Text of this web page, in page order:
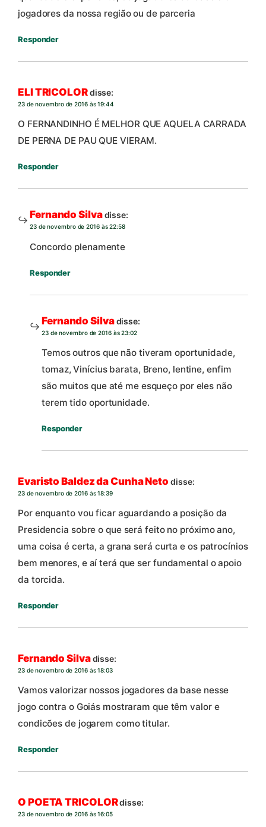
jogadores da nossa região ou de parceria
Responder
ELI TRICOLORdisse:
23 de novembro de 2016 às 19:44
O FERNANDINHO É MELHOR QUE AQUELA CARRADA
DE PERNA DE PAU QUE VIERAM.
Responder
Fernando Silvadisse:
23 de novembro de 2016 às 22:58
Concordo plenamente
Responder
Fernando Silvadisse:
23 de novembro de 2016 às 23:02
Temos outros que não tiveram oportunidade,
tomaz, Vinícius barata, Breno, lentine, enfim
são muitos que até me esqueço por eles não
terem tido oportunidade.
Responder
Evaristo Baldez da Cunha Neto disse:
23 de novembro de 2016 às 18:39
Por enquanto vou ficar aguardando a posição da
Presidencia sobre o que será feito no próximo ano,
uma coisa é certa, a grana será curta e os patrocínios
bem menores, e aí terá que ser fundamental o apoio
da torcida.
Responder
Fernando Silvadisse:
23 de novembro de 2016 às 18:03
Vamos valorizar nossos jogadores da base nesse
jogo contra o Goiás mostraram que têm valor e
condicões de jogarem como titular.
Responder
O POETA TRICOLORdisse:
23 de novembro de 2016 às 16:05